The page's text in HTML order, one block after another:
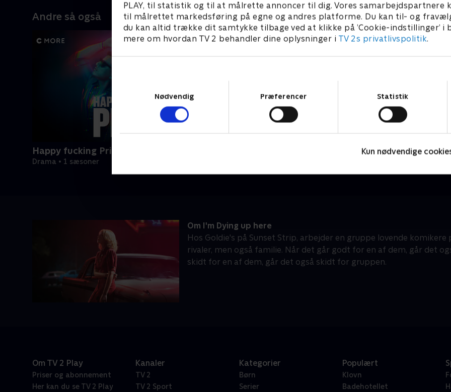
PLAY, til statistik og til at målrette annoncer til dig. Vores samarbejdspartnere
til målrettet markedsføring på egne og andres platforme. Du kan til- og
du kan altid trække dit samtykke tilbage ved at klikke på ’Cookie-indstillinger’ i
mere om hvordan TV 2 behandler dine oplysninger i TV 2s privatlivspolitik.
Nødvendig
Præferencer Statistik
Kun nødvendige
Andre så også
Happy fucking Pride
Drama • 1 sæsoner
Om I'm Dying up here
Hos Goldie's på Sunset Strip, arbejder en gruppe lovende
rivaler, men også familie. Når det går godt for en af dem, går det
skidt for en af dem, går det også skidt for gruppen.
Om TV 2 Play
Priser og abonnement
Her kan du se TV 2 Play
Kanaler
TV 2
TV 2 Sport
Kategorier
Børn
Serier
Populært
Klovn
Badehotellet